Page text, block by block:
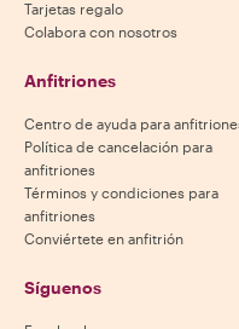
Tarjetas regalo
Colabora con nosotros
Anfitriones
Centro de ayuda para
Política de cancelación para
anfitriones
Términos y condiciones para
anfitriones
Conviértete en anfitrión
Síguenos